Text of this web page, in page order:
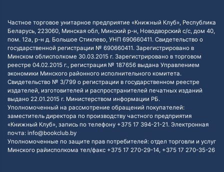
Частное торговое унитарное предприятие «Книжный Клуб», Республика
Беларусь, 223060, Минская обл, Минский р-н, Новодворский с/с, дом 40,
пом. 12а, р-н д. Большое Стиклево, УНП 690660411. Свидетельство о
государственной регистрации № 690660411. Зарегистрировано в
Минском облисполкоме 30.03.2015 г. Зарегистрировано в торговом
реестре 04.02.2015 г., регистрация № 187656 выдана Управлением
экономики Минского районного исполнительного комитета.
Свидетельство № 3/799 о регистрации в государственном реестре
издателей, изготовителей и распространителей печатных изданий
выдано 22.01.2015 г. Министерством информации РБ.
Уполномоченный на рассмотрение обращений покупателей:
заместитель директора по производству частного предприятия
«Книжный Клуб», запись по телефону +375 17 394-21-21. Электронная
почта: info@bookclub.by
Уполномоченные по защите прав потребителей: отдел торговли и услуг
Минского райисполкома тел/факс +375 17 270-29-14, +375 17 270-35-26